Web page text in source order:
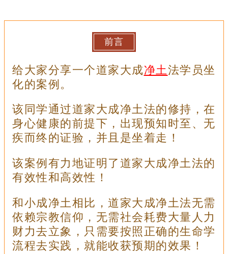
前言
给大家分享一个道家大成净土法学员坐
化的案例。
该同学通过道家大成净土法的修持，在
身心健康的前提下，出现预知时至、无
疾而终的证验，并且是坐着走！
该案例有力地证明了道家大成净土法的
有效性和高效性！
和小成净土相比，道家大成净土法无需
依赖宗教信仰，无需社会耗费大量人力
财力去立象，只需要按照正确的生命学
流程去实践，就能收获预期的效果！